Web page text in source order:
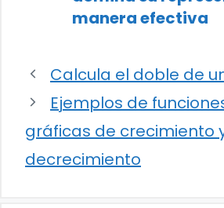
manera efectiva
Calcula el doble de
Ejemplos de
gráficas de crecimiento
decrecimiento